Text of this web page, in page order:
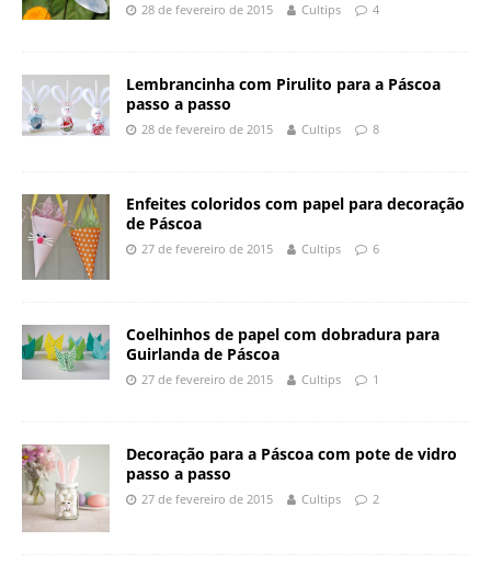
28 de fevereiro de 2015 Cultips 4
Lembrancinha com Pirulito para a Páscoa
passo a passo
28 de fevereiro de 2015 Cultips 8
Enfeites coloridos com papel para decoração
de Páscoa
27 de fevereiro de 2015 Cultips 6
Coelhinhos de papel com dobradura para
Guirlanda de Páscoa
27 de fevereiro de 2015 Cultips 1
Decoração para a Páscoa com pote de vidro
passo a passo
27 de fevereiro de 2015 Cultips 2